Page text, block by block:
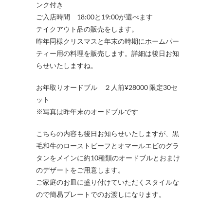
ンク付き
ご入店時間 18:00と19:00が選べます
テイクアウト品の販売をします。
昨年同様クリスマスと年末の時期にホームパー
ティー用の料理を販売します。詳細は後日お知
らせいたしますね。
お年取りオードブル ２人前¥28000 限定30セ
ット
※写真は昨年末のオードブルです
こちらの内容も後日お知らせいたしますが、黒
毛和牛のローストビーフとオマールエビのグラ
タンをメインに約10種類のオードブルとおまけ
のデザートをご用意します。
ご家庭のお皿に盛り付けていただくスタイルな
ので簡易プレートでのお渡しになります。